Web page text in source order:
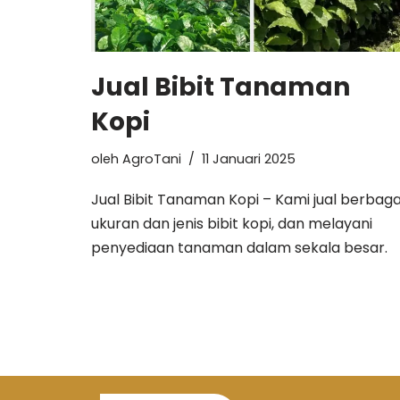
Jual Bibit Tanaman
Kopi
oleh AgroTani 11 Januari 2025
Jual Bibit Tanaman Kopi – Kami jual
ukuran dan jenis bibit kopi, dan melayani
penyediaan tanaman dalam sekala besar.